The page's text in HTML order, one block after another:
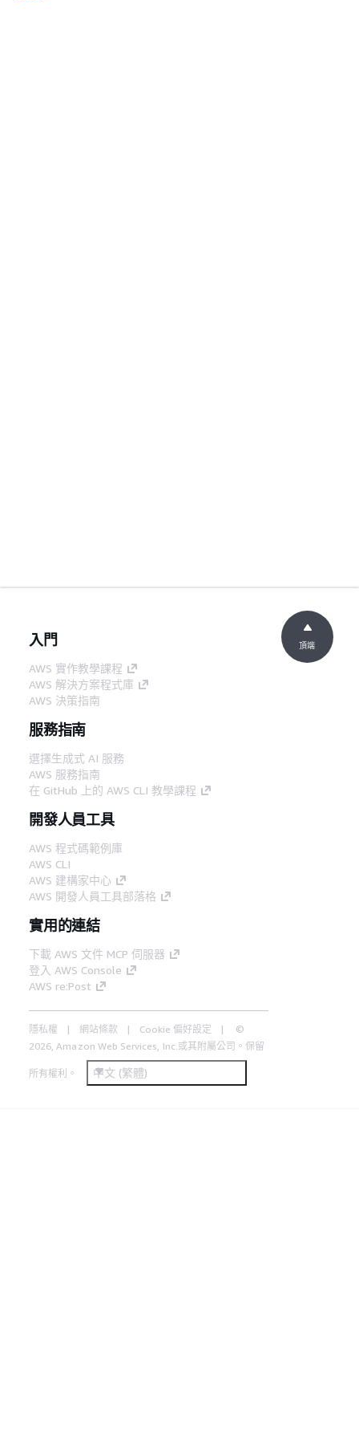
入門
AWS 實作教學課程
AWS 解決方案程式庫
AWS 決策指南
服務指南
選擇生成式 AI 服務
AWS 服務指南
在 GitHub 上的 AWS CLI 教學課程
開發人員工具
AWS 程式碼範例庫
AWS CLI
AWS 建構家中心
AWS 開發人員工具部落格
實用的連結
下載 AWS 文件 MCP 伺服器
登入 AWS Console
AWS re:Post
隱私權 網站條款 Cookie 偏好設定
©
2026, Amazon Web Services, Inc.或其附屬公司。保留
所有權利。 中文 (繁體)
頂端